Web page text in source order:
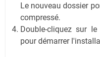
Le nouveau dossier
compressé.
Double-cliquez sur
pour démarrer